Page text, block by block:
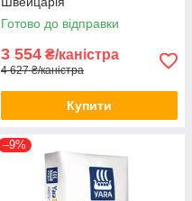
Готово до відправки
3 554 ₴/каністра
4 627 ₴/каністра
Купити
–9%